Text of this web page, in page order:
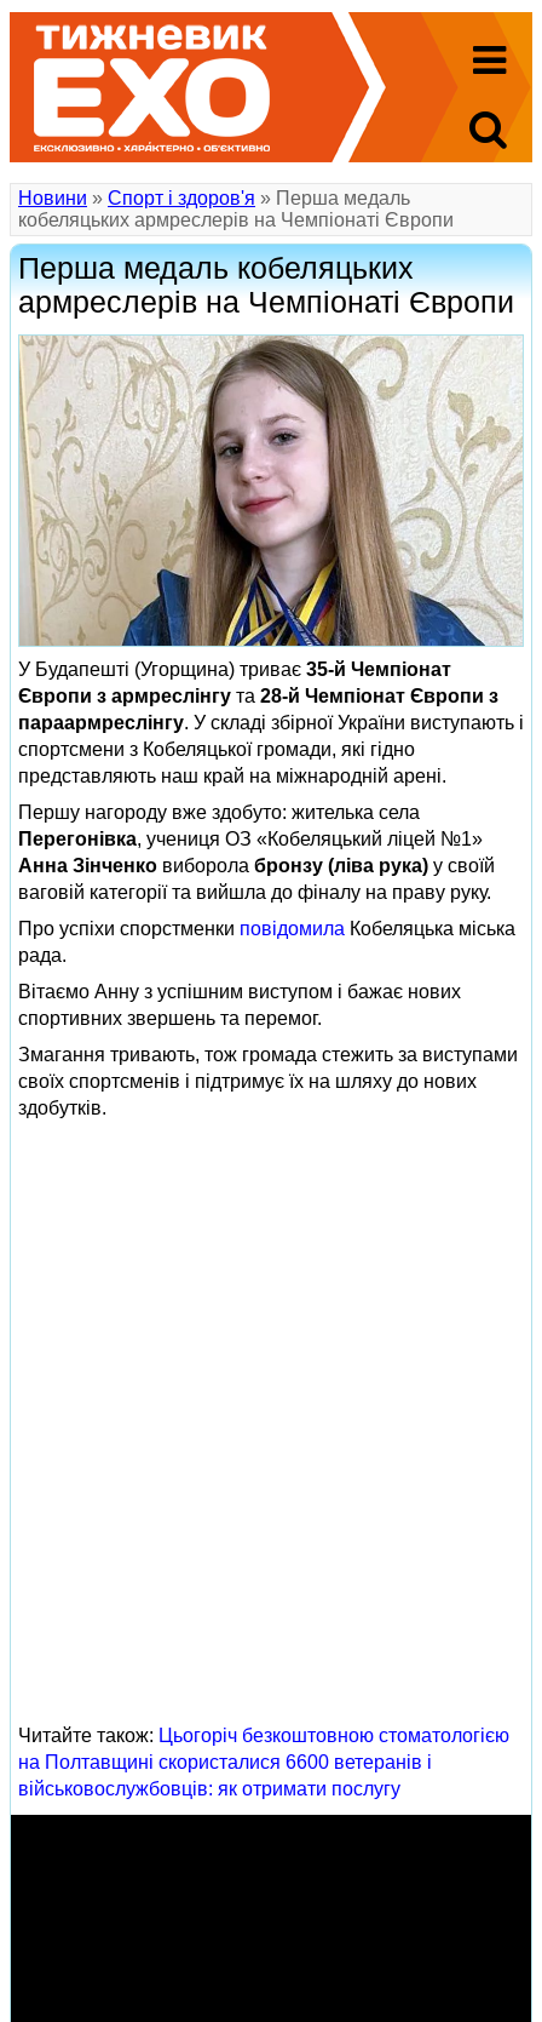
Новини » Спорт і здоров'я » Перша медаль
кобеляцьких армреслерів на Чемпіонаті Європи
Перша медаль кобеляцьких
армреслерів на Чемпіонаті Європи
У Будапешті (Угорщина) триває 35‑й Чемпіонат
Європи з армреслінгу та 28‑й Чемпіонат Європи з
параармреслінгу. У складі збірної України виступають і
спортсмени з Кобеляцької громади, які гідно
представляють наш край на міжнародній арені.
Першу нагороду вже здобуто: жителька села
Перегонівка, учениця ОЗ «Кобеляцький ліцей №1»
Анна Зінченко виборола бронзу (ліва рука) у своїй
ваговій категорії та вийшла до фіналу на праву руку.
Про успіхи спорстменки повідомила Кобеляцька міська
рада.
Вітаємо Анну з успішним виступом і бажає нових
спортивних звершень та перемог.
Змагання тривають, тож громада стежить за виступами
своїх спортсменів і підтримує їх на шляху до нових
здобутків.
Читайте також: Цьогоріч безкоштовною стоматологією
на Полтавщині скористалися 6600 ветеранів і
військовослужбовців: як отримати послугу